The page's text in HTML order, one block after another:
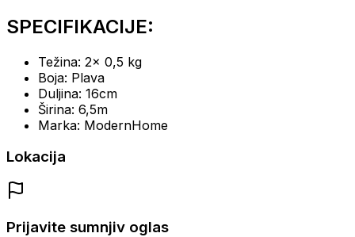
SPECIFIKACIJE:
Težina: 2x 0,5 kg
Boja: Plava
Duljina: 16cm
Širina: 6,5m
Marka: ModernHome
Lokacija
Prijavite sumnjiv oglas